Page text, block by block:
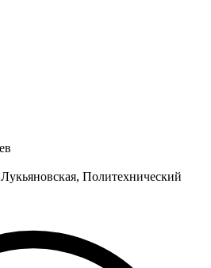
Политехнический